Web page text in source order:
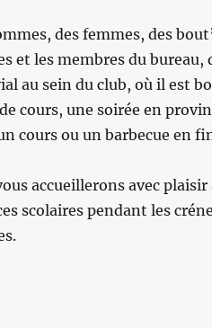
des femmes, des
et les membres du
au sein du club, où il est
cours, une soirée en
cours ou un barbecue en
accueillerons avec
scolaires pendant les